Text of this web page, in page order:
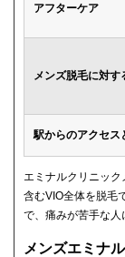
アフターケア
メンズ脱毛に対す
駅からのアクセス
エミナルクリニッ
含むVIO全体を脱毛
で、痛みが苦手な人
メンズエミナ